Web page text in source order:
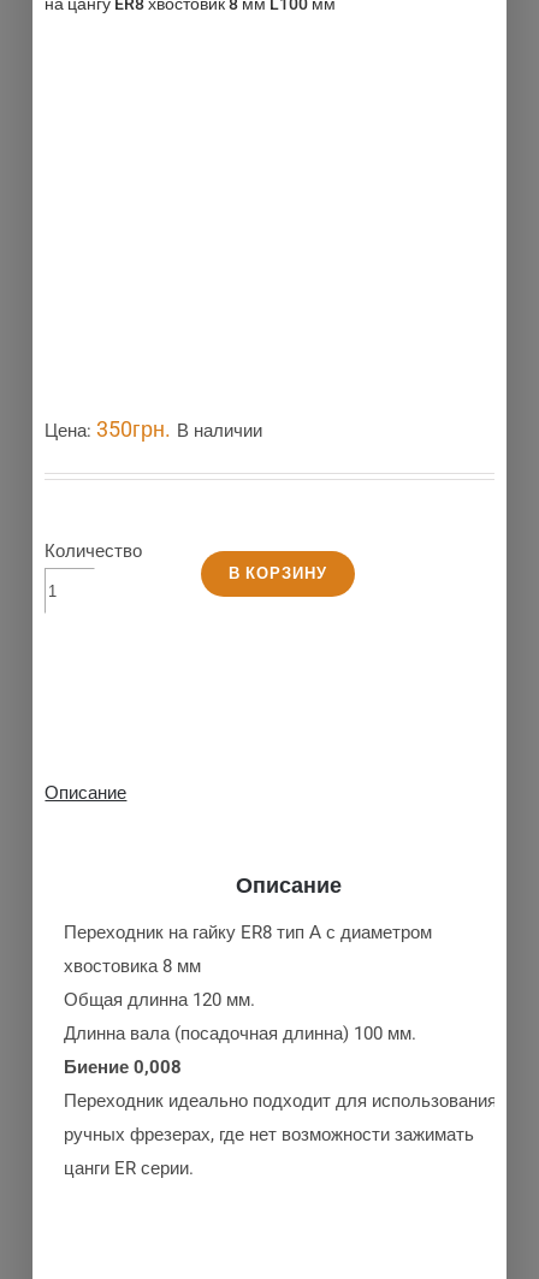
Цена:350грн. В наличии
Количество
В КОРЗИНУ
Описание
Описание
Переходник на гайку ER8 тип А с диаметром
хвостовика 8 мм
Общая длинна 120 мм.
Длинна вала (посадочная длинна) 100 мм.
Биение 0,008
Переходник идеально подходит для использования в
ручных фрезерах, где нет возможности зажимать
цанги ER серии.